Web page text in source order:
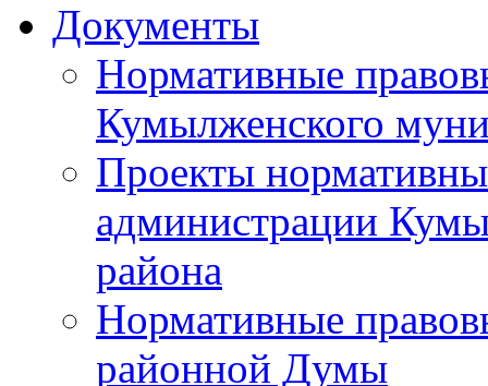
Документы
Нормативные
Кумылженского
Проекты
администрации
района
Нормативные
районной Думы